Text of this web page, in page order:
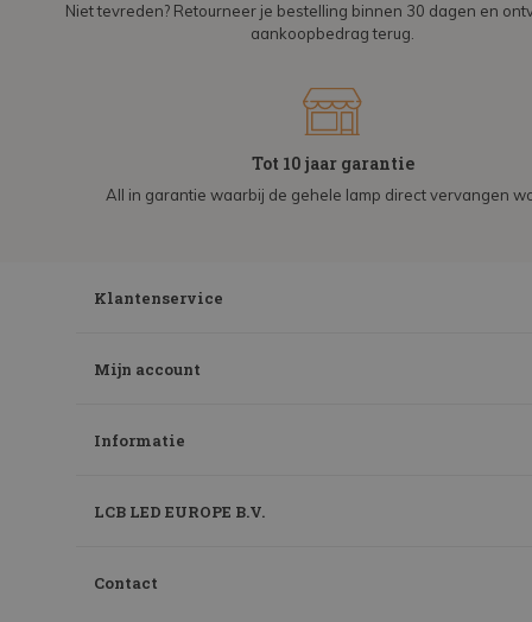
Niet tevreden? Retourneer je bestelling binnen 30 dagen en
aankoopbedrag terug.
Tot 10 jaar garantie
All in garantie waarbij de gehele lamp direct vervangen
Klantenservice
Mijn account
Informatie
LCB LED EUROPE B.V.
Contact